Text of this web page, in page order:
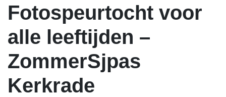
Fotospeurtocht voor
alle leeftijden –
ZommerSjpas
Kerkrade